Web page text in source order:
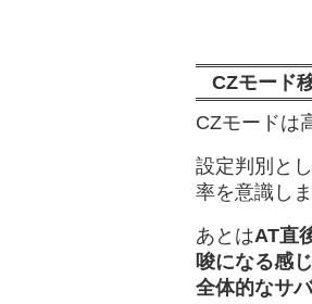
CZモード
CZモードは
設定判別と
率を意識しま
あとはAT直
唆になる感じ
全体的なサ